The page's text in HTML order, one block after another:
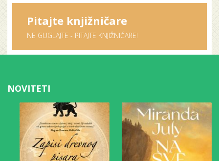
Pitajte knjižničare
NE GUGLAJTE - PITAJTE KNJIŽNIČARE!
NOVITETI